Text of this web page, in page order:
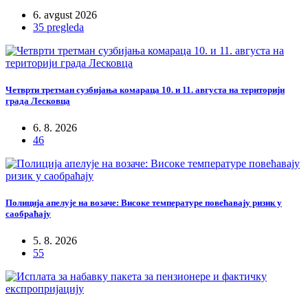
6. avgust 2026
35 pregleda
Четврти третман сузбијања комараца 10. и 11. августа на територији
града Лесковца
6. 8. 2026
46
Полиција апелује на возаче: Високе температуре повећавају ризик у
саобраћају
5. 8. 2026
55